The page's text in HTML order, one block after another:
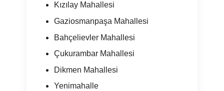
Kızılay Mahallesi
Gaziosmanpaşa Mahallesi
Bahçelievler Mahallesi
Çukurambar Mahallesi
Dikmen Mahallesi
Yenimahalle